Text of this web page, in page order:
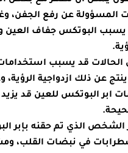
المسؤولة عن رفع الجفن،
يسبب البوتكس جفاف العين
قد يسبب استخدامات
عن ذلك ازدواجية
ابر البوتكس للعين قد